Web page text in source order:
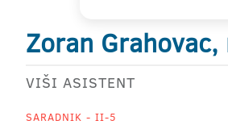
Zoran Grahovac,
VIŠI ASISTENT
SARADNIK - II-5